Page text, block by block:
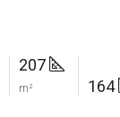
207
m² 164